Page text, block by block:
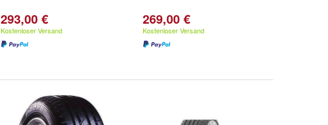
293,00 €
Kostenloser Versand
269,00 €
Kostenloser Versand